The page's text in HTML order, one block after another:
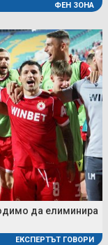
ФЕН ЗОНА
да елиминира
ЕКСПЕРТЪТ ГОВОРИ